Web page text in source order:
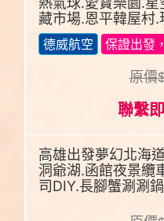
藏市場.恩平韓屋村.
德威航空 保證出發
原價
聯繫
高雄出發夢幻北海
洞爺湖.函館夜景纜
司DIY.長腳蟹涮涮鍋